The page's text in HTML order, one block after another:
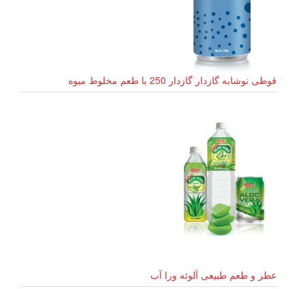
قوطی نوشابه گازدار گازدار 250 با طعم مخلوط میوه
عطر و طعم طبیعی آلوئه ورا آب